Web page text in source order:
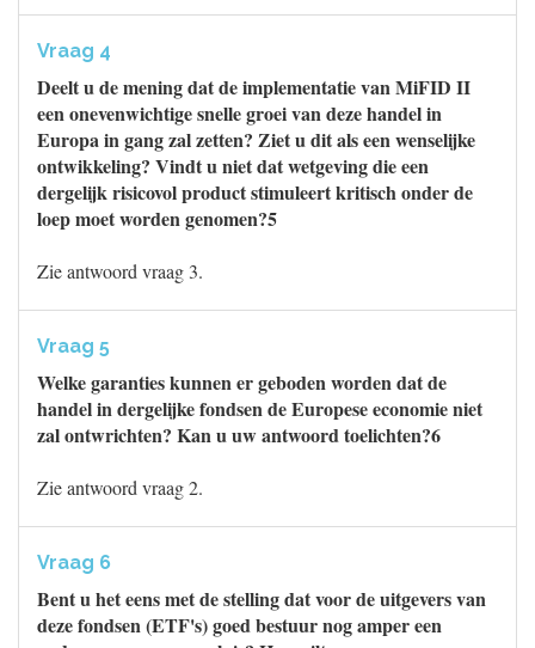
Vraag 4
Deelt u de mening dat de implementatie van MiFID II
een onevenwichtige snelle groei van deze handel in
Europa in gang zal zetten? Ziet u dit als een wenselijke
ontwikkeling? Vindt u niet dat wetgeving die een
dergelijk risicovol product stimuleert kritisch onder de
loep moet worden genomen?5
Zie antwoord vraag 3.
Vraag 5
Welke garanties kunnen er geboden worden dat de
handel in dergelijke fondsen de Europese economie niet
zal ontwrichten? Kan u uw antwoord toelichten?6
Zie antwoord vraag 2.
Vraag 6
Bent u het eens met de stelling dat voor de uitgevers van
deze fondsen (ETF's) goed bestuur nog amper een